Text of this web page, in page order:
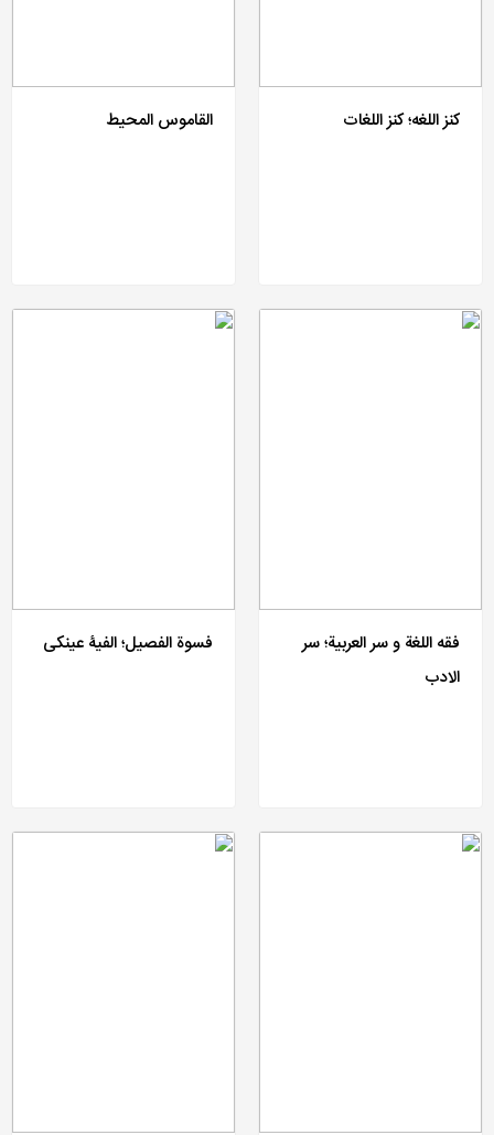
کنز اللغه؛ کنز اللغات القاموس المحیط
فقه اللغة و سر العربیة؛ سر
الادب
فسوة الفصیل؛ الفیۀ عینکی